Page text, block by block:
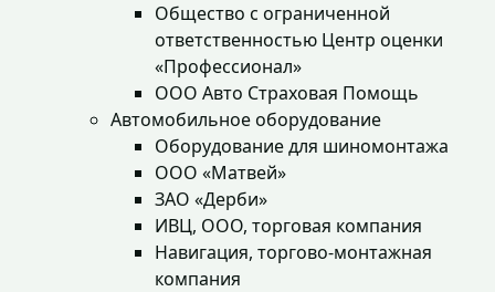
Общество с ограниченной
ответственностью Центр оценки
«Профессионал»
ООО Авто Страховая Помощь
Автомобильное оборудование
Оборудование для шиномонтажа
ООО «Матвей»
ЗАО «Дерби»
ИВЦ, ООО, торговая компания
Навигация, торгово-монтажная
компания